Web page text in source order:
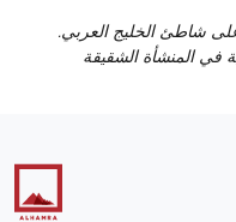
شاطئ الخليج العربي.
في المنشأة الشقيقة